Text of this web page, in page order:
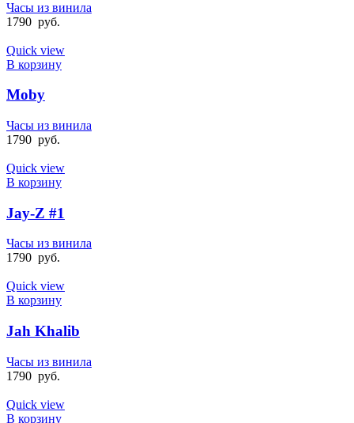
Часы из винила
1790 руб.
Quick view
В корзину
Moby
Часы из винила
1790 руб.
Quick view
В корзину
Jay-Z #1
Часы из винила
1790 руб.
Quick view
В корзину
Jah Khalib
Часы из винила
1790 руб.
Quick view
В корзину